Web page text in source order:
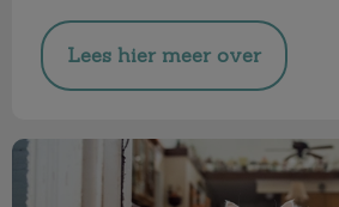
Lees hier meer over
Chippen & registreren hond en kat